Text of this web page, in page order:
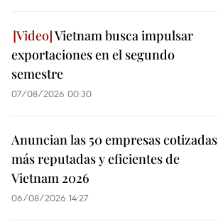
Vietnam busca impulsar
exportaciones en el segundo
semestre
07/08/2026 00:30
Anuncian las 50 empresas cotizadas
más reputadas y eficientes de
Vietnam 2026
06/08/2026 14:27